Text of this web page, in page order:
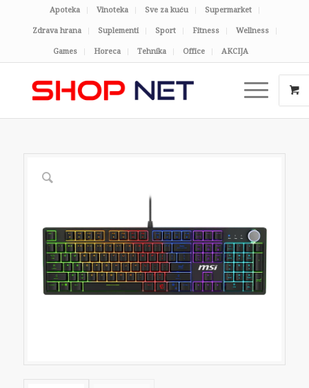
Apoteka Vinoteka Sve za kuću Supermarket
Zdrava hrana Suplementi Sport Fitness Wellness
Games Horeca Tehnika Office AKCIJA